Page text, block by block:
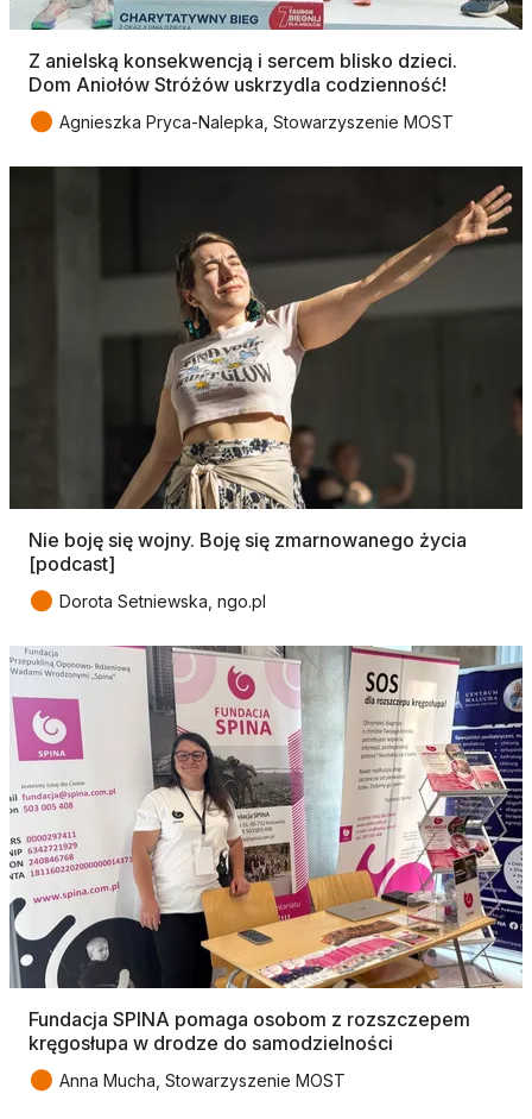
Z anielską konsekwencją i sercem blisko dzieci.
Dom Aniołów Stróżów uskrzydla codzienność!
● Agnieszka Pryca-Nalepka, Stowarzyszenie MOST
Nie boję się wojny. Boję się zmarnowanego życia
[podcast]
● Dorota Setniewska, ngo.pl
Fundacja SPINA pomaga osobom z rozszczepem
kręgosłupa w drodze do samodzielności
● Anna Mucha, Stowarzyszenie MOST